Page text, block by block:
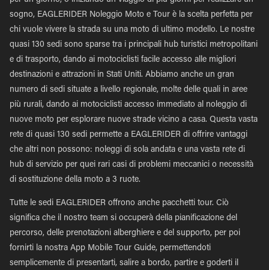
sogno, EAGLERIDER Noleggio Moto e Tour è la scelta perfetta per
chi vuole vivere la strada su una moto di ultimo modello. Le nostre
quasi 130 sedi sono sparse tra i principali hub turistici metropolitani
e di trasporto, dando ai motociclisti facile accesso alle migliori
destinazioni e attrazioni in Stati Uniti. Abbiamo anche un gran
numero di sedi situate a livello regionale, molte delle quali in aree
più rurali, dando ai motociclisti accesso immediato al noleggio di
nuove moto per esplorare nuove strade vicino a casa. Questa vasta
rete di quasi 130 sedi permette a EAGLERIDER di offrire vantaggi
che altri non possono: noleggi di sola andata e una vasta rete di
hub di servizio per quei rari casi di problemi meccanici o necessità
di sostituzione della moto a 3 ruote.
Tutte le sedi EAGLERIDER offrono anche pacchetti tour. Ciò
significa che il nostro team si occuperà della pianificazione del
percorso, delle prenotazioni alberghiere e del supporto, per poi
fornirti la nostra App Mobile Tour Guide, permettendoti
semplicemente di presentarti, salire a bordo, partire e goderti il